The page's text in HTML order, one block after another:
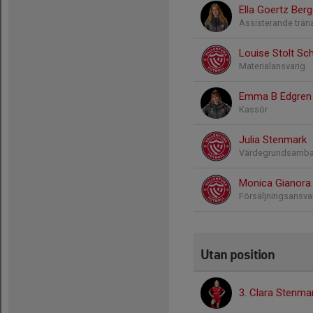
Ella Goertz
Assisterande
Louise Stolt
Materialansvarig
Emma B Edgren
Kassör
Julia Stenmark
Monica Gianora
Utan position
3. Clara